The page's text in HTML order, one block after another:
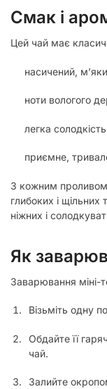
Смак і
Цей чай має
насичений,
ноти вологого
легка
приємне,
З кожним
глибоких і
ніжних і
Як
Заварювання міні-
Візьміть одну
Обдайте її
чай.
Залийте